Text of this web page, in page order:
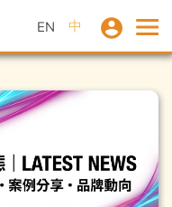
EN 中